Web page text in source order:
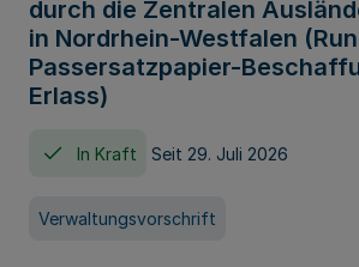
durch die Zentralen
in Nordrhein-Westfalen
Passersatzpapier-
Erlass)
In Kraft Seit 29. Juli 2026
Verwaltungsvorschrift